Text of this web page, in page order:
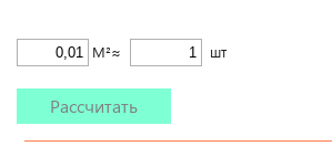
М²≈ шт
Рассчитать